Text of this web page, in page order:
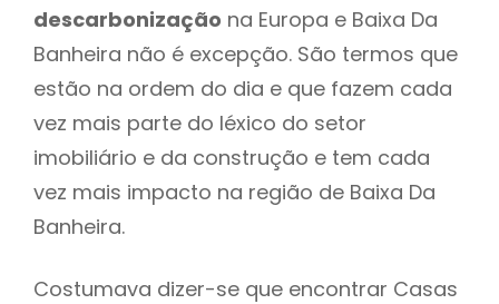
descarbonização na Europa e Baixa Da
Banheira não é excepção. São termos que
estão na ordem do dia e que fazem cada
vez mais parte do léxico do setor
imobiliário e da construção e tem cada
vez mais impacto na região de Baixa Da
Banheira.
Costumava dizer-se que encontrar Casas